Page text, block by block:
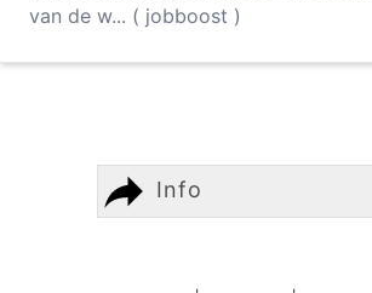
van de w... ( jobboost )
Info